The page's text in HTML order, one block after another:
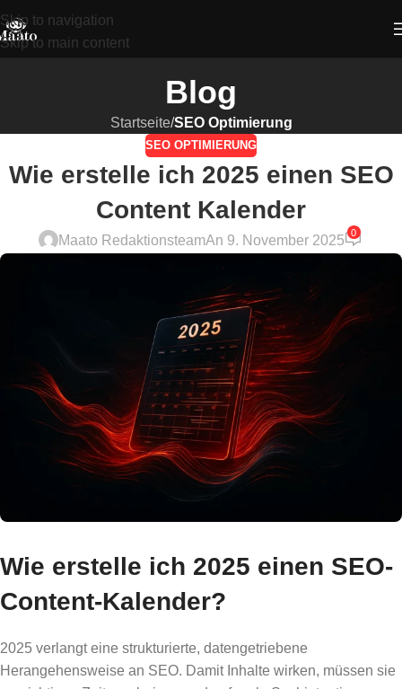
Skip to navigation
Skip to main content
Blog
Startseite/SEO Optimierung
SEO OPTIMIERUNG
Wie erstelle ich 2025 einen SEO
Content Kalender
Maato RedaktionsteamAn 9. November 2025
0
Wie erstelle ich 2025 einen SEO-
Content-Kalender?
2025 verlangt eine strukturierte, datengetriebene
Herangehensweise an SEO. Damit Inhalte wirken, müssen sie